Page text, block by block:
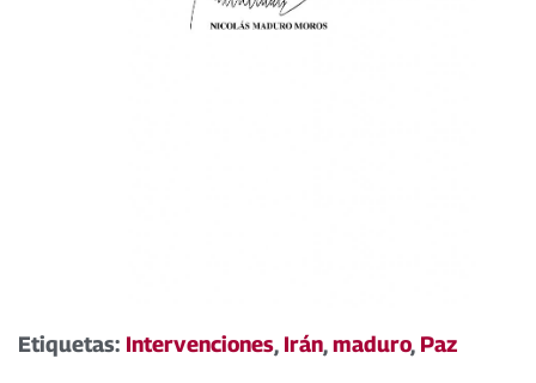
Etiquetas: Intervenciones, Irán,maduro, Paz